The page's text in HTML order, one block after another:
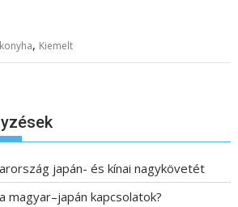
, Kiemelt
japán- és kínai nagykövetét
magyar–japán kapcsolatok?